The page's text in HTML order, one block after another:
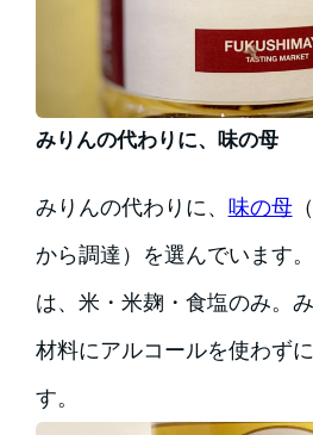
みりんの代わりに、味の母
みりんの代わりに、 味の母
から調達）を選んでいます
は、米・米麹・食塩のみ。
材料にアルコールを使わず
す。